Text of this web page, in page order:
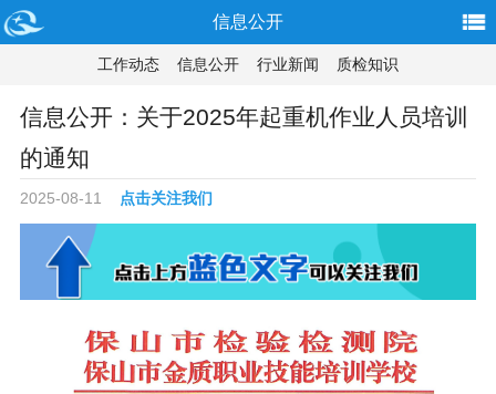
信息公开
工作动态 信息公开 行业新闻 质检知识
信息公开：关于2025年起重机作业人员培训
的通知
2025-08-11 点击关注我们